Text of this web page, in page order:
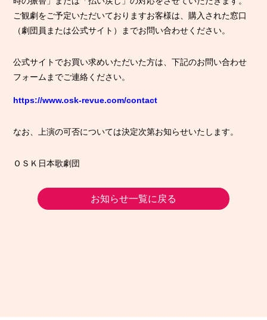
ご観劇をご予定いただいておりますお客様は、購入された窓口
（劇団員または公式サイト）までお問い合わせください。
公式サイトでお買い求めいただいた方は、下記のお問い合わせ
フォームまでご連絡ください。
https://www.osk-revue.com/contact
なお、上演の可否については決定次第お知らせいたします。
ＯＳＫ日本歌劇団
お知らせ一覧に戻る